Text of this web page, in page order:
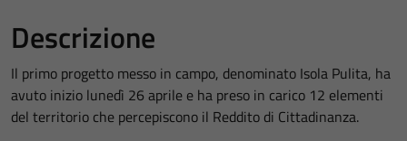
Descrizione
Il primo progetto messo in campo, denominato Isola Pulita, ha
avuto inizio lunedì 26 aprile e ha preso in carico 12 elementi
del territorio che percepiscono il Reddito di Cittadinanza.